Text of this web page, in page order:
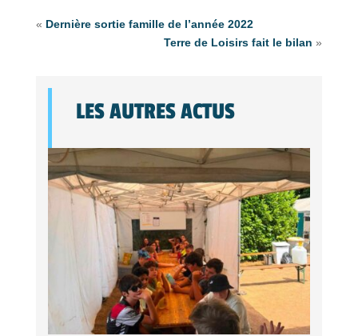
« Dernière sortie famille de l’année 2022
Terre de Loisirs fait le bilan »
LES AUTRES ACTUS